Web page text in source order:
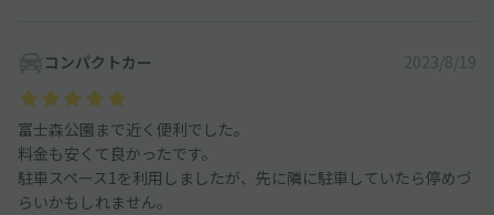
コンパクトカー 2023/8/19
富士森公園まで近く便利でした。
料金も安くて良かったです。
駐車スペース1を利用しましたが、先に隣に駐車していたら停めづ
らいかもしれません。